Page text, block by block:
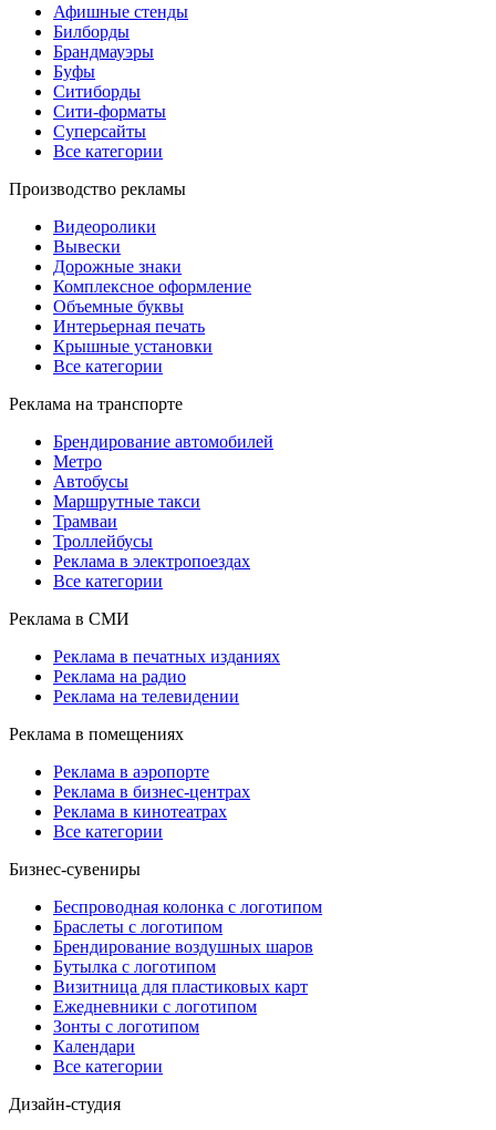
Афишные стенды
Билборды
Брандмауэры
Буфы
Ситиборды
Сити-форматы
Суперсайты
Все категории
Производство рекламы
Видеоролики
Вывески
Дорожные знаки
Комплексное оформление
Объемные буквы
Интерьерная печать
Крышные установки
Все категории
Реклама на транспорте
Брендирование автомобилей
Метро
Автобусы
Маршрутные такси
Трамваи
Троллейбусы
Реклама в электропоездах
Все категории
Реклама в СМИ
Реклама в печатных изданиях
Реклама на радио
Реклама на телевидении
Реклама в помещениях
Реклама в аэропорте
Реклама в бизнес-центрах
Реклама в кинотеатрах
Все категории
Бизнес-сувениры
Беспроводная колонка с логотипом
Браслеты с логотипом
Брендирование воздушных шаров
Бутылка с логотипом
Визитница для пластиковых карт
Ежедневники с логотипом
Зонты с логотипом
Календари
Все категории
Дизайн-студия